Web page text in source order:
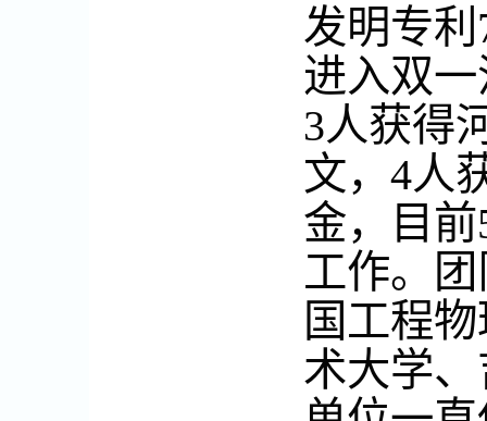
发明专利
进入双
3人获得
文，4人
金，目前
工作。
国工程
术大学